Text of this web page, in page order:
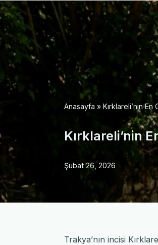
Anasayfa » Kırklareli’nin
Kırklareli’nin
Şubat 26, 2026
Trakya’nın incisi